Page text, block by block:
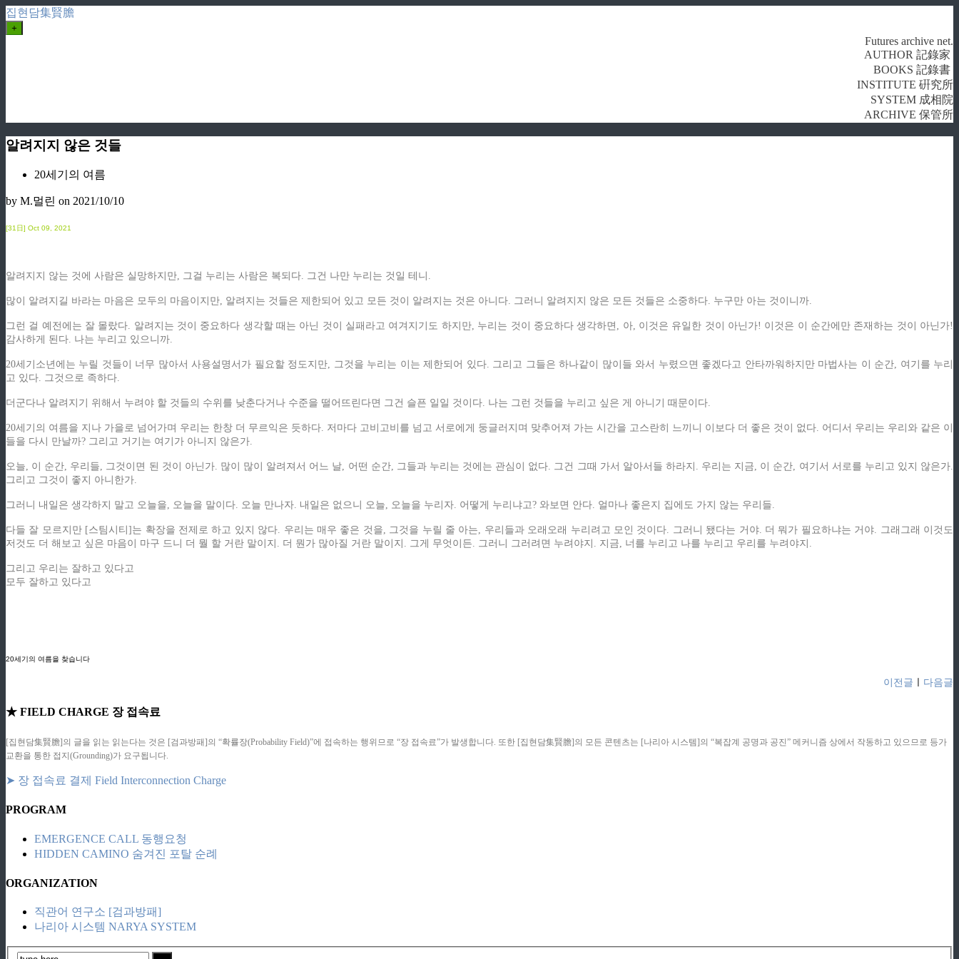
집현담集賢膽
+
Futures archive net.
AUTHOR 記錄家
BOOKS 記錄書
INSTITUTE 硏究所
SYSTEM 成相院
ARCHIVE 保管所
알려지지 않은 것들
20세기의 여름
by M.멀린 on 2021/10/10
[31日] Oct 09, 2021
알려지지 않는 것에 사람은 실망하지만, 그걸 누리는 사람은 복되다. 그건 나만 누리는 것일 테니.
많이 알려지길 바라는 마음은 모두의 마음이지만, 알려지는 것들은 제한되어 있고 모든 것이 알려지는 것은 아니다. 그러니 알려지지 않은 모든 것들은 소중하다. 누구만 아는 것이니까.
그런 걸 예전에는 잘 몰랐다. 알려지는 것이 중요하다 생각할 때는 아닌 것이 실패라고 여겨지기도 하지만, 누리는 것이 중요하다 생각하면, 아, 이것은 유일한 것이 아닌가! 이것은 이 순간에만 존재하는 것이 아닌가!
감사하게 된다. 나는 누리고 있으니까.
20세기소년에는 누릴 것들이 너무 많아서 사용설명서가 필요할 정도지만, 그것을 누리는 이는 제한되어 있다. 그리고 그들은 하나같이 많이들 와서 누렸으면 좋겠다고 안타까워하지만 마법사는 이 순간, 여기를 누리
고 있다. 그것으로 족하다.
더군다나 알려지기 위해서 누려야 할 것들의 수위를 낮춘다거나 수준을 떨어뜨린다면 그건 슬픈 일일 것이다. 나는 그런 것들을 누리고 싶은 게 아니기 때문이다.
20세기의 여름을 지나 가을로 넘어가며 우리는 한창 더 무르익은 듯하다. 저마다 고비고비를 넘고 서로에게 둥글러지며 맞추어져 가는 시간을 고스란히 느끼니 이보다 더 좋은 것이 없다. 어디서 우리는 우리와 같은 이
들을 다시 만날까? 그리고 거기는 여기가 아니지 않은가.
오늘, 이 순간, 우리들, 그것이면 된 것이 아닌가. 많이 많이 알려져서 어느 날, 어떤 순간, 그들과 누리는 것에는 관심이 없다. 그건 그때 가서 알아서들 하라지. 우리는 지금, 이 순간, 여기서 서로를 누리고 있지 않은가.
그리고 그것이 좋지 아니한가.
그러니 내일은 생각하지 말고 오늘을, 오늘을 말이다. 오늘 만나자. 내일은 없으니 오늘, 오늘을 누리자. 어떻게 누리냐고? 와보면 안다. 얼마나 좋은지 집에도 가지 않는 우리들.
다들 잘 모르지만 [스팀시티]는 확장을 전제로 하고 있지 않다. 우리는 매우 좋은 것을, 그것을 누릴 줄 아는, 우리들과 오래오래 누리려고 모인 것이다. 그러니 됐다는 거야. 더 뭐가 필요하냐는 거야. 그래그래 이것도
저것도 더 해보고 싶은 마음이 마구 드니 더 뭘 할 거란 말이지. 더 뭔가 많아질 거란 말이지. 그게 무엇이든. 그러니 그러려면 누려야지. 지금, 너를 누리고 나를 누리고 우리를 누려야지.
그리고 우리는 잘하고 있다고
모두 잘하고 있다고
20세기의 여름을 찾습니다
이전글 다음글
★ FIELD CHARGE 장 접속료
[집현담集賢膽]의 글을 읽는 읽는다는 것은 [검과방패]의 “확률장(Probability Field)”에 접속하는 행위므로 “장 접속료”가 발생합니다. 또한 [집현담集賢膽]의 모든 콘텐츠는 [나리아 시스템]의 “복잡계 공명과 공진” 메커니즘 상에서 작동하고 있으므로 등가
교환을 통한 접지(Grounding)가 요구됩니다.
➤ 장 접속료 결제 Field Interconnection Charge
PROGRAM
EMERGENCE CALL 동행요청
HIDDEN CAMINO 숨겨진 포탈 순례
ORGANIZATION
직관어 연구소 [검과방패]
나리아 시스템 NARYA SYSTEM